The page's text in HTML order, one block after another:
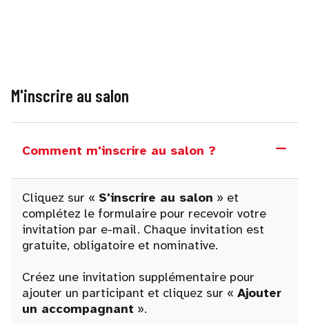
M'inscrire au salon
Comment m'inscrire au salon ?
Cliquez sur « S'inscrire au salon » et
complétez le formulaire pour recevoir votre
invitation par e-mail. Chaque invitation est
gratuite, obligatoire et nominative.
Créez une invitation supplémentaire pour
ajouter un participant et cliquez sur « Ajouter
un accompagnant ».